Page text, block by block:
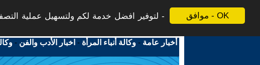
موافق - OK
لتوفير افضل خدمة لكم ولتسهيل عملية
أخبار عامة -وكالة أنباء المرأة - اخبار الأدب والفن -